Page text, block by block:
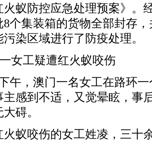
火蚁防控应急处理预案》。
8个集装箱的货物全部封存
染区域进行了防疫处理。
女工疑遭红火蚁咬伤
午，澳门一名女工在路环
主感到不适，又觉晕眩，事
碍。
蚁咬伤的女工姓凌，三十